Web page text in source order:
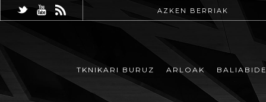
AZKEN BERRIAK
TKNIKARI BURUZ ARLOAK